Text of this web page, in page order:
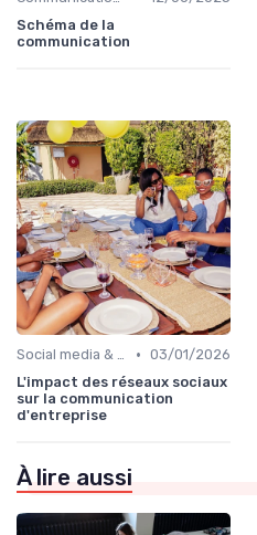
Schéma de la
communication
Social media & e-réputation • 03/01/2026
L'impact des réseaux sociaux
sur la communication
d'entreprise
À lire aussi